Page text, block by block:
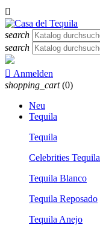

search
search
 Anmelden
shopping_cart (0)
Neu
Tequila
Tequila
Celebrities Tequila
Tequila Blanco
Tequila Reposado
Tequila Anejo